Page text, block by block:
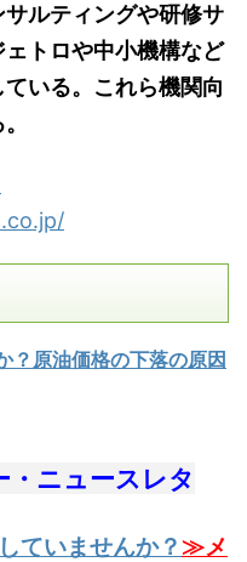
ルティングや研修サ
トロや中小機構など
いる。これら機関向
？原油価格の下落の原因
ニュースレタ
ていませんか？ ≫メ